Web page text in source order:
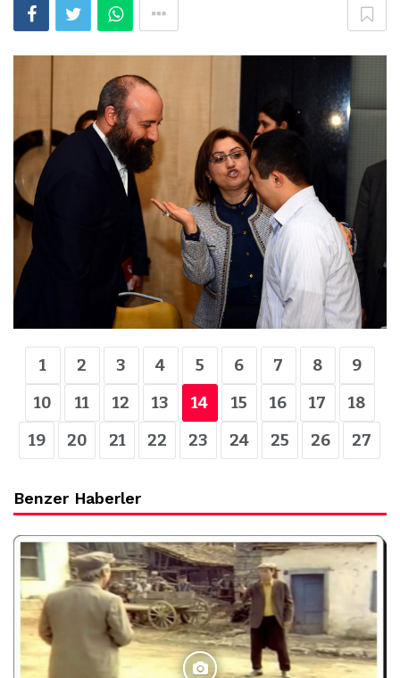
1 2 3 4 5 6 7 8
9
10
11 12 13 14 15 16 17
18
19
20 21 22 23 24 25 26 27
Benzer Haberler